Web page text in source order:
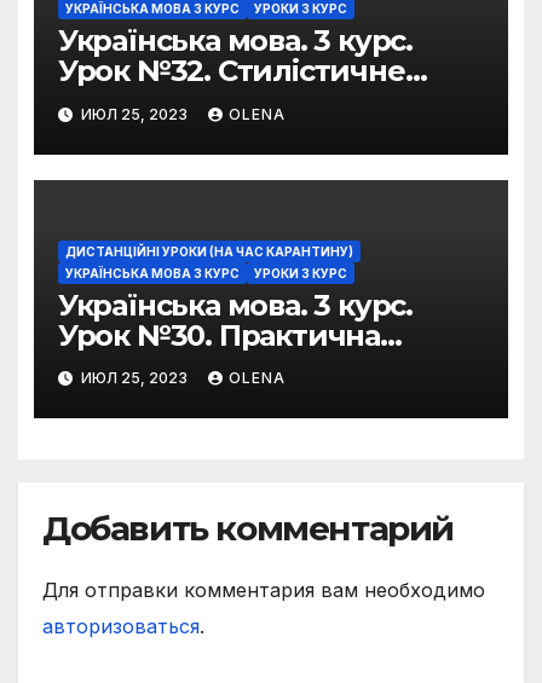
УКРАЇНСЬКА МОВА 3 КУРС
УРОКИ 3 КУРС
Українська мова. 3 курс.
Урок №32. Стилістичне
забарвлення
фразеологізмів
ИЮЛ 25, 2023 OLENA
ДИСТАНЦІЙНІ УРОКИ (НА ЧАС КАРАНТИНУ)
УКРАЇНСЬКА МОВА 3 КУРС
УРОКИ 3 КУРС
Українська мова. 3 курс.
Урок №30. Практична
риторика. Оцінювальні
жанри. Характеристика
ИЮЛ 25, 2023 OLENA
Добавить комментарий
Для отправки комментария вам необходимо
авторизоваться.